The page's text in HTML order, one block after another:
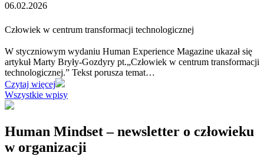
06.02.2026
Człowiek w centrum transformacji technologicznej
W styczniowym wydaniu Human Experience Magazine ukazał się
artykuł Marty Bryły-Gozdyry pt.„Człowiek w centrum transformacji
technologicznej.” Tekst porusza temat…
Czytaj więcej
Wszystkie wpisy
Human Mindset – newsletter o człowieku
w organizacji